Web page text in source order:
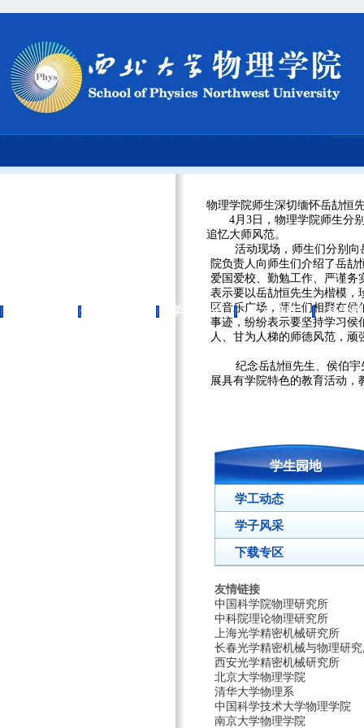
物理学院师生深切缅怀岳劼恒
4月3日，物理学院师生分别
追忆大师风范。
活动现场，师生们分别向岳
院负责人向师生们介绍了岳
爱国爱校、勤勉工作、严谨务
表示要以岳劼恒先生为楷模，
区音乐广场，师生们相聚在
事迹，纷纷表示要坚持学习侯
人、甘为人梯的师德风范，
纪念岳劼恒先生、侯伯宇先
展具有学院特色的教育活动
学生园地
学工动态
学子风采
下载专区
友情链接
中国科学院物理研究所
中科院理论物理研究所
上海光学精密机械研究所
长春光学精密机械与物理研
西安光学精密机械研究所
北京大学物理学院
清华大学物理系
中国科学技术大学物理学院
南京大学物理学院
开云手机网页 学科建设 人才培养 科学